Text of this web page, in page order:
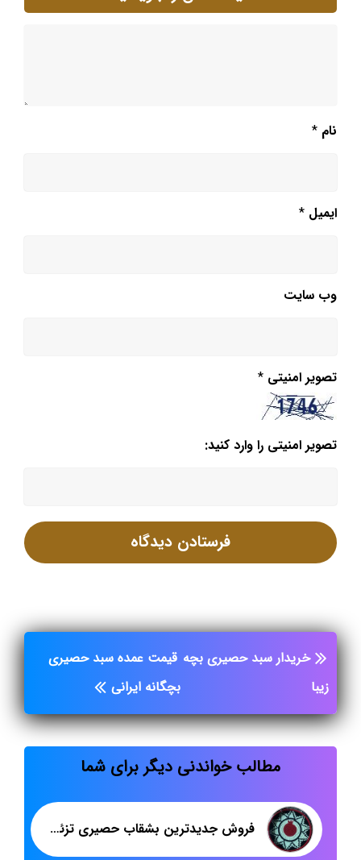
نام *
ایمیل *
وب‌ سایت
تصویر امنیتی *
تصویر امنیتی را وارد کنید:
خریدار سبد حصیری بچه
زیبا
قیمت عمده سبد حصیری
بچگانه ایرانی
مطالب خواندنی دیگر برای شما
فروش جدیدترین بشقاب حصیری تزئینی